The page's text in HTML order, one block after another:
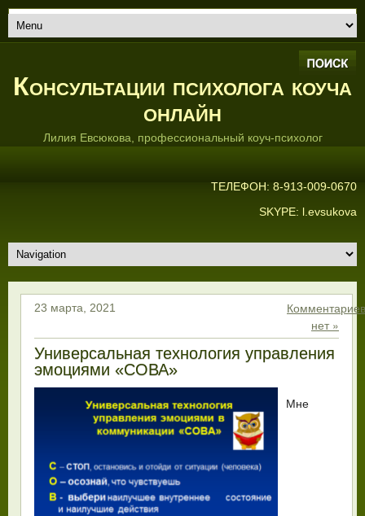
Консультации психолога коуча
онлайн
Лилия Евсюкова, профессиональный коуч-психолог
ТЕЛЕФОН: 8-913-009-0670
SKYPE: l.evsukova
23 марта, 2021
Комментариев
нет »
Универсальная технология управления
эмоциями «СОВА»
Мне